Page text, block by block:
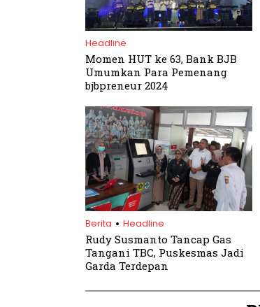
Headline
Momen HUT ke 63, Bank BJB
Umumkan Para Pemenang
bjbpreneur 2024
Berita . Headline
Rudy Susmanto Tancap Gas
Tangani TBC, Puskesmas Jadi
Garda Terdepan